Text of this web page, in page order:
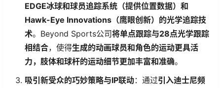
EDGE冰球和球员追踪系统（提供位置数据）和
Hawk-Eye Innovations（鹰眼创新）的光学追踪技
术​​。Beyond Sports公司​​将单点跟踪与28点光学跟踪
相结合​​，使得​​生成的动画球员和角色的运动更具活
力，肢体和球杆的运动细节更加丰富和准确​​。
​吸引新受众的巧妙策略与IP联动​​：通过​​引入迪士尼频